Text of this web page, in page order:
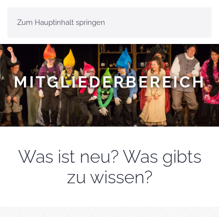
Zum Hauptinhalt springen
MITGLIEDERBEREICH
Was ist neu? Was gibts
zu wissen?